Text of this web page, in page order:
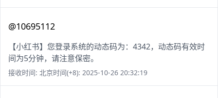
@10695112
【小红书】您登录系统的动态码为：4342，动态码有效时
间为5分钟，请注意保密。
接收时间: 北京时间(+8): 2025-10-26 20:32:19